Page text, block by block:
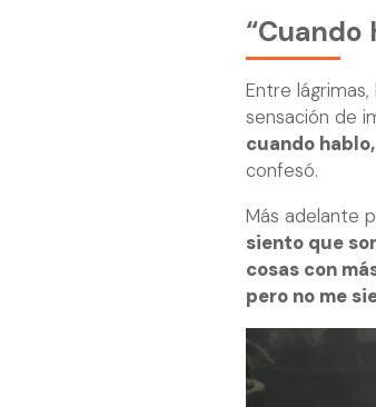
“Cuando
Entre
sensación de
cuando
confesó.
Más adelante
siento que
cosas con
pero no me